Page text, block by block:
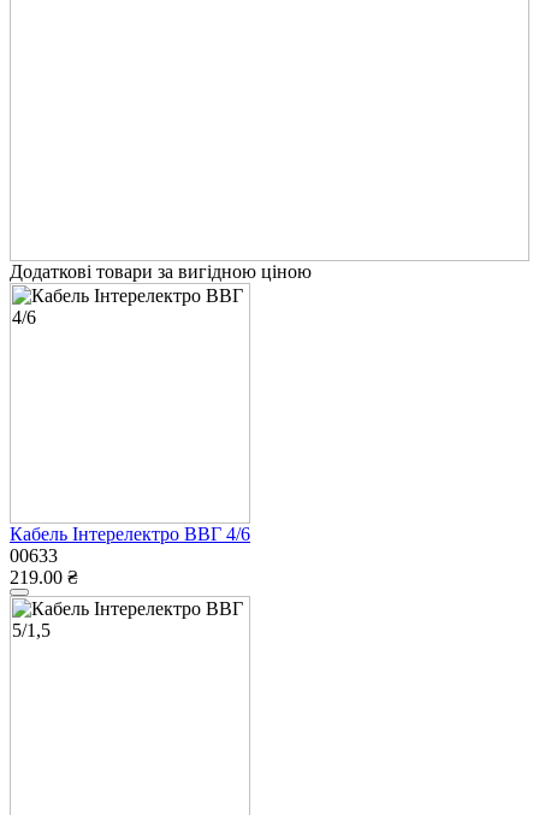
Додаткові товари за вигідною ціною
Кабель Інтерелектро ВВГ 4/6
00633
219.00 ₴